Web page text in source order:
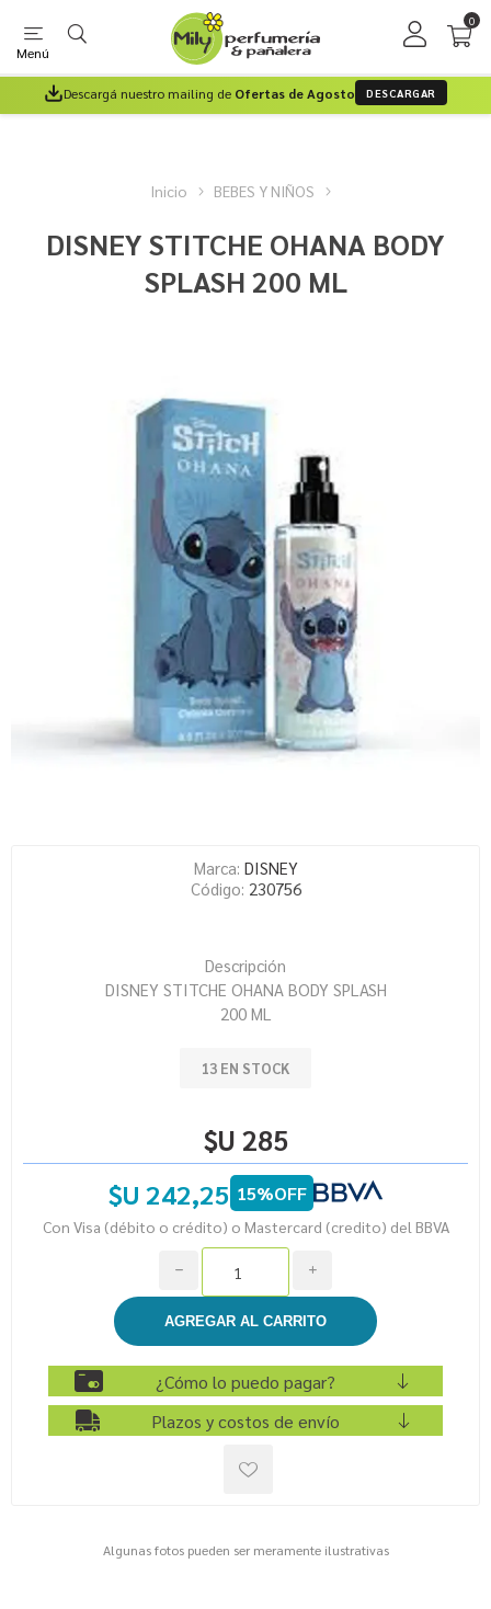
Menú
0
Descargá nuestro mailing de Ofertas de Agosto DESCARGAR
Inicio BEBES Y NIÑOS
DISNEY STITCHE OHANA BODY
SPLASH 200 ML
Marca: DISNEY
Código: 230756
Descripción
DISNEY STITCHE OHANA BODY SPLASH
200 ML
13 EN STOCK
$U 285
$U 242,25 15%OFF
Con Visa (débito o crédito) o Mastercard (credito) del BBVA
i
h
¿Cómo lo puedo pagar?
Plazos y costos de envío
Algunas fotos pueden ser meramente ilustrativas